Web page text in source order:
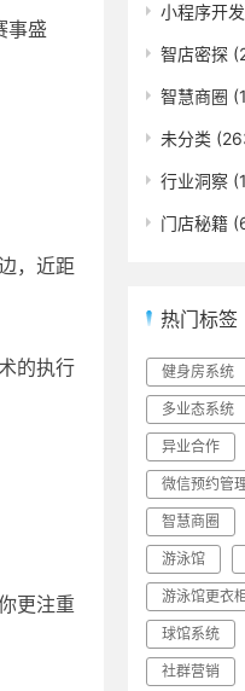
事盛
，近距
的执行
更注重
小程序开发
智店密探
智慧商圈
未分类
行业洞察
门店秘籍
热门标签
健身房系统
多业态系统
异业合作
微信预约管
智慧商圈
游泳馆
游泳馆更衣
球馆系统
社群营销